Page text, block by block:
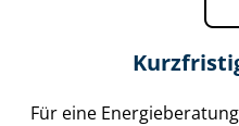
Für eine